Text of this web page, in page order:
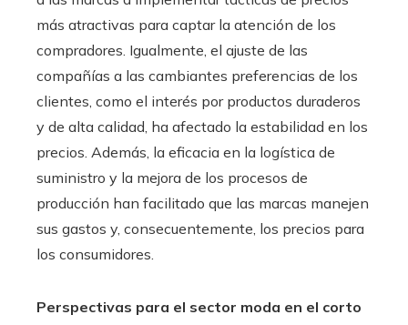
más atractivas para captar la atención de los
compradores. Igualmente, el ajuste de las
compañías a las cambiantes preferencias de los
clientes, como el interés por productos duraderos
y de alta calidad, ha afectado la estabilidad en los
precios. Además, la eficacia en la logística de
suministro y la mejora de los procesos de
producción han facilitado que las marcas manejen
sus gastos y, consecuentemente, los precios para
los consumidores.
Perspectivas para el sector moda en el corto